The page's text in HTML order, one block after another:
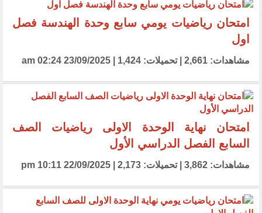
امتحان رياضيات يومي سابع وحدة الهندسة فصل
اول
مشاهدات: 2,661 | تحميلات: 1,424 | 23/09/2025 02:24 am
امتحان نهاية الوحدة الاولى رياضيات الصف
السابع الفصل الدراسي الأول
مشاهدات: 3,862 | تحميلات: 2,173 | 22/09/2025 10:11 pm